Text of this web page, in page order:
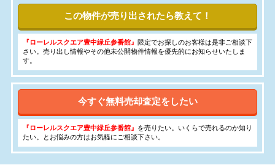
この物件が売り出されたら教えて！
『ローレルスクエア豊中緑丘参番館』
限定でお探しのお客様は是非ご相談下
さい。売り出し情報やその他未公開物件情報を優先的にお知らせいたしま
す。
今すぐ無料売却査定をしたい
『ローレルスクエア豊中緑丘参番館』 を売りたい。いくらで売れるのか知り
たい。とお悩みの方はお気軽にご相談下さい。